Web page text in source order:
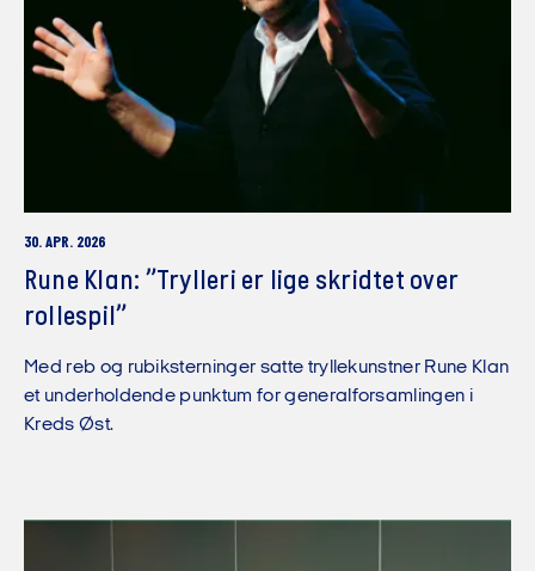
30. APR. 2026
Rune Klan: ”Trylleri er lige skridtet over
rollespil”
Med reb og rubiksterninger satte tryllekunstner Rune Klan
et underholdende punktum for generalforsamlingen i
Kreds Øst.